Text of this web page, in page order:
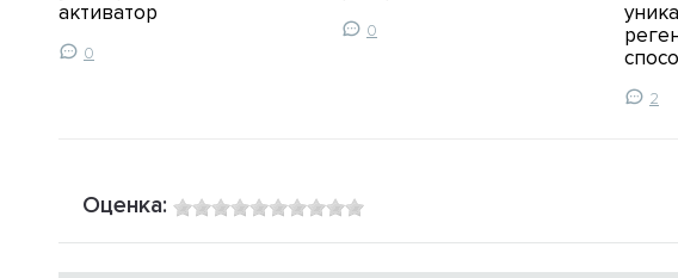
активатор
0
0
2
Оценка: